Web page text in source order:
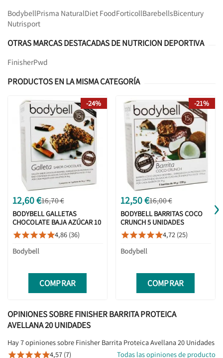
BodybellPrisma NaturalDiet FoodForticollBarebellsBicentury
Nutrisport
OTRAS MARCAS DESTACADAS DE NUTRICION DEPORTIVA
FinisherPwd
PRODUCTOS EN LA MISMA CATEGORÍA
12,60 €16,70 €
BODYBELL GALLETAS
CHOCOLATE BAJA AZÚCAR 10
UNIDADES
4,86 (36)
Bodybell
COMPRAR
-24%
12,50 €16,00 €
BODYBELL BARRITAS COCO
CRUNCH 5 UNIDADES
4,72 (25)
Bodybell
COMPRAR
-21%
›
OPINIONES SOBRE FINISHER BARRITA PROTEICA
AVELLANA 20 UNIDADES
Hay 7 opiniones sobre Finisher Barrita Proteica Avellana 20 Unidades
4,57 (7) Todas las opiniones de producto